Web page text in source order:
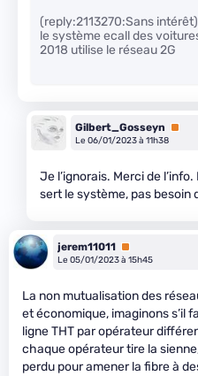
(reply:2113270:Sans intérêt)
le système ecall des
2018 utilise le réseau 2G
Gilbert_Gosseyn
Le 06/01/2023 à 11h38
Je l’ignorais. Merci de
sert le système, pas besoin
jerem11011 Premium
Le 05/01/2023 à 15h45
La non mutualisation des
et économique, imaginons s’il
ligne THT par opérateur
chaque opérateur tire la
perdu pour amener la fibre à